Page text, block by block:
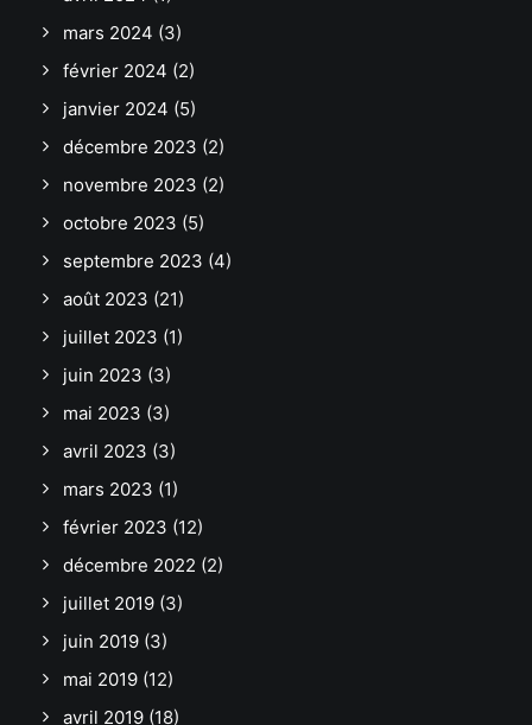
mars 2024 (3)
février 2024 (2)
janvier 2024 (5)
décembre 2023 (2)
novembre 2023 (2)
octobre 2023 (5)
septembre 2023 (4)
août 2023 (21)
juillet 2023 (1)
juin 2023 (3)
mai 2023 (3)
avril 2023 (3)
mars 2023 (1)
février 2023 (12)
décembre 2022 (2)
juillet 2019 (3)
juin 2019 (3)
mai 2019 (12)
avril 2019 (18)